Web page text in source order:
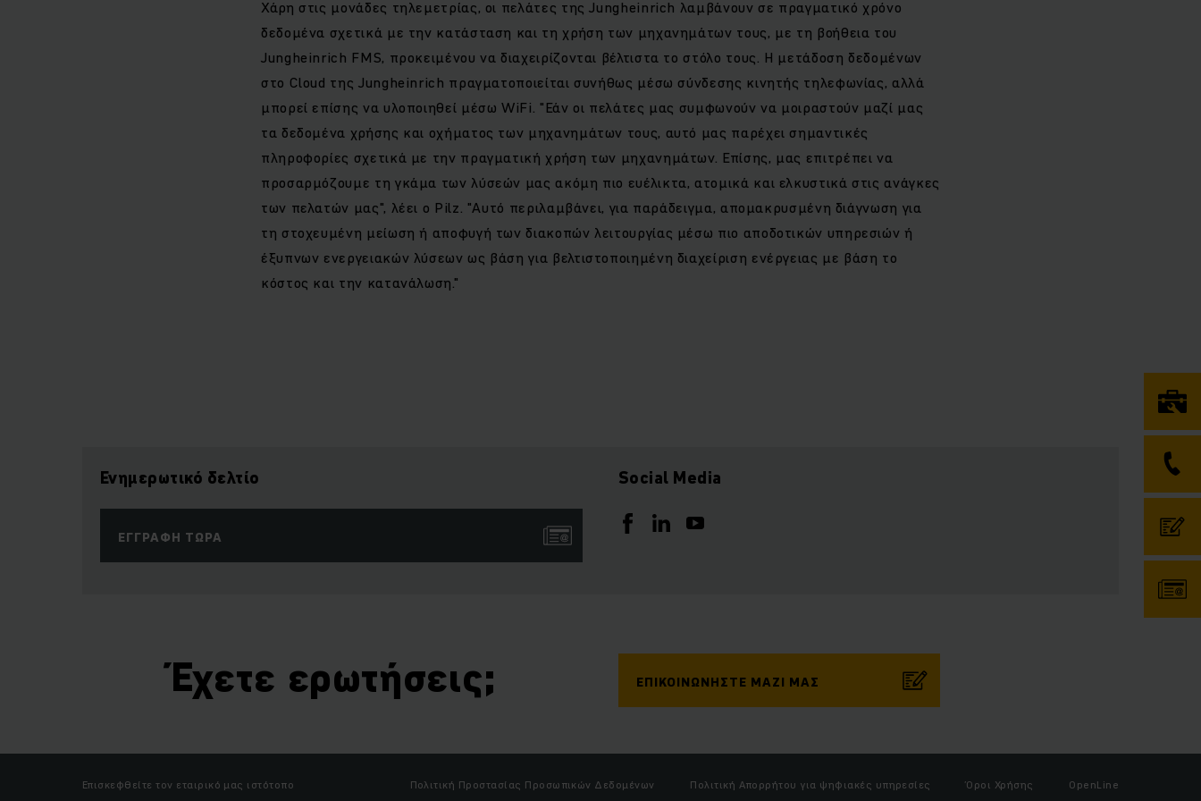
Χάρη στις μονάδες τηλεμετρίας, οι πελάτες της Jungheinrich λαμβάνουν σε πραγματικό χρόνο
δεδομένα σχετικά με την κατάσταση και τη χρήση των μηχανημάτων τους, με τη βοήθεια του
Jungheinrich FMS, προκειμένου να διαχειρίζονται βέλτιστα το στόλο τους. Η μετάδοση δεδομένων
στο Cloud της Jungheinrich πραγματοποιείται συνήθως μέσω σύνδεσης κινητής τηλεφωνίας, αλλά
μπορεί επίσης να υλοποιηθεί μέσω WiFi. "Εάν οι πελάτες μας συμφωνούν να μοιραστούν μαζί μας
τα δεδομένα χρήσης και οχήματος των μηχανημάτων τους, αυτό μας παρέχει σημαντικές
πληροφορίες σχετικά με την πραγματική χρήση των μηχανημάτων. Επίσης, μας επιτρέπει να
προσαρμόζουμε τη γκάμα των λύσεών μας ακόμη πιο ευέλικτα, ατομικά και ελκυστικά στις ανάγκες
των πελατών μας", λέει ο Pilz. "Αυτό περιλαμβάνει, για παράδειγμα, απομακρυσμένη διάγνωση για
τη στοχευμένη μείωση ή αποφυγή των διακοπών λειτουργίας μέσω πιο αποδοτικών υπηρεσιών ή
έξυπνων ενεργειακών λύσεων ως βάση για βελτιστοποιημένη διαχείριση ενέργειας με βάση το
κόστος και την κατανάλωση."
Ενημερωτικό δελτίο
ΕΓΓΡΑΦΉ ΤΏΡΑ
Social Media
Έχετε ερωτήσεις; ΕΠΙΚΟΙΝΩΝΉΣΤΕ ΜΑΖΊ ΜΑΣ
Επισκεφθείτε τον εταιρικό μας ιστότοπο Πολιτική Προστασίας Προσωπικών Δεδομένων Πολιτική Απορρήτου για ψηφιακές υπηρεσίες Όροι Χρήσης OpenLine